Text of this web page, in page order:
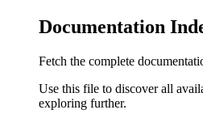
Documentation
Fetch the complete
Use this file to discover all
exploring further.